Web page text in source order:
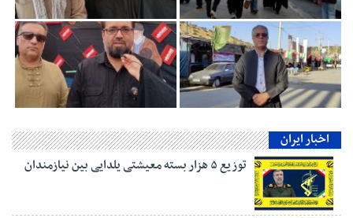
اخبار ایران
توزیع ۵ هزار بسته معیشتی یلدایی بین نیازمندان